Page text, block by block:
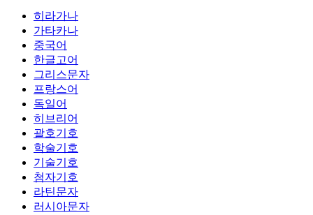
히라가나
가타카나
중국어
한글고어
그리스문자
프랑스어
독일어
히브리어
괄호기호
학술기호
기술기호
첨자기호
라틴문자
러시아문자